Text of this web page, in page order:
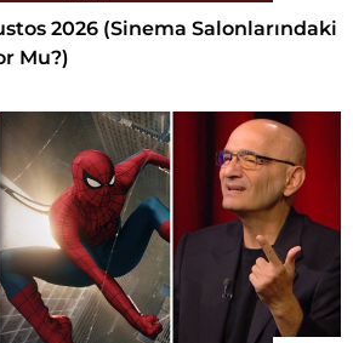
2026 (Sinema Salonlarındaki
Mu?)